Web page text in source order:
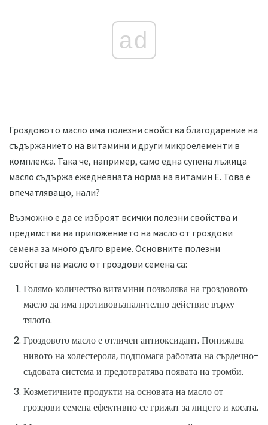
ad
Гроздовото масло има полезни свойства благодарение на
съдържанието на витамини и други микроелементи в
комплекса. Така че, например, само една супена лъжица
масло съдържа ежедневната норма на витамин Е. Това е
впечатляващо, нали?
Възможно е да се изброят всички полезни свойства и
предимства на приложението на масло от гроздови
семена за много дълго време. Основните полезни
свойства на масло от гроздови семена са:
Голямо количество витамини позволява на гроздовото
масло да има противовъзпалително действие върху
тялото.
Гроздовото масло е отличен антиоксидант. Понижава
нивото на холестерола, подпомага работата на сърдечно-
съдовата система и предотвратява появата на тромби.
Козметичните продукти на основата на масло от
гроздови семена ефективно се грижат за лицето и косата.